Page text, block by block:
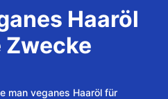
Haaröl
man veganes Haaröl für